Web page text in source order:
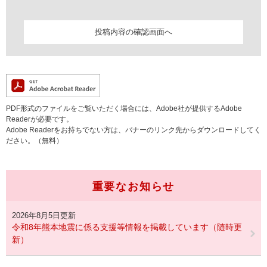
PDF形式のファイルをご覧いただく場合には、Adobe社が提供するAdobe
Readerが必要です。
Adobe Readerをお持ちでない方は、バナーのリンク先からダウンロードしてく
ださい。（無料）
重要なお知らせ
2026年8月5日更新
令和8年熊本地震に係る支援等情報を掲載しています（随時更
新）